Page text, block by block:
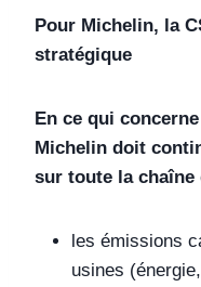
Pour Michelin, la
stratégique
En ce qui
Michelin doit
sur toute la chaîne
les émissions
usines